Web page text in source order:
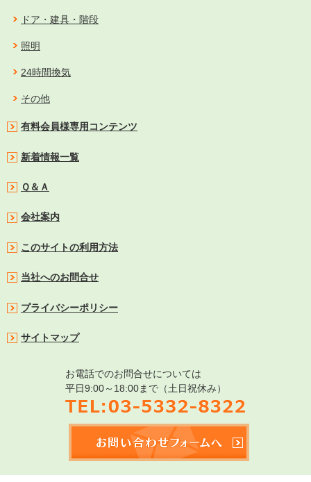
ドア・建具・階段
照明
24時間換気
その他
有料会員様専用コンテンツ
新着情報一覧
Ｑ＆Ａ
会社案内
このサイトの利用方法
当社へのお問合せ
プライバシーポリシー
サイトマップ
お電話でのお問合せについては
平日9:00～18:00まで（土日祝休み）